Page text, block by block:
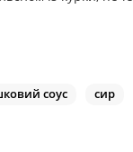
соус сир